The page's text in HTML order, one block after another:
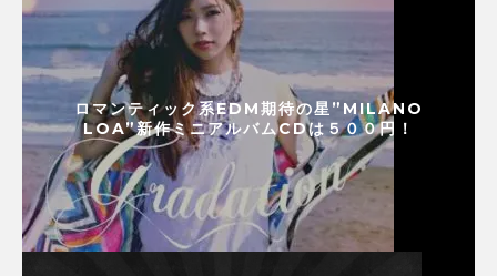
ロマンティック系EDM期待の星”MILANO
LOA”新作ミニアルバムCDは５００円！